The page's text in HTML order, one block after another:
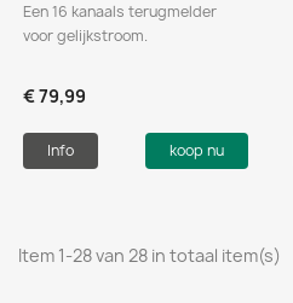
Een 16 kanaals terugmelder
voor gelijkstroom.
€ 79,99
Info koop nu
Item 1-28 van 28 in totaal item(s)